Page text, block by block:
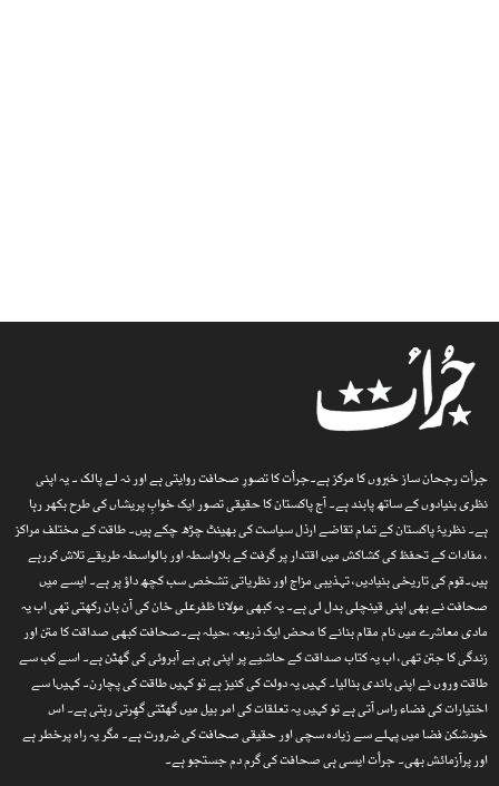
جرأت رجحان ساز خبروں کا مرکز ہے۔جرأت کا تصورِ صحافت روایتی ہے اور نہ لے پالک ۔ یہ اپنی
نظری بنیادوں کے ساتھ پابند ہے۔ آج پاکستان کا حقیقی تصور ایک خوابِ پریشاں کی طرح بکھر رہا
ہے۔ نظریۂ پاکستان کے تمام تقاضے ارذل سیاست کی بھینٹ چڑھ چکے ہیں۔ طاقت کے مختلف مراکز
، مفادات کے تحفظ کی کشاکش میں اقتدار پر گرفت کے بلاواسطہ اور بالواسطہ طریقے تلاش کررہے
ہیں۔قوم کی تاریخی بنیادیں، تہذیبی مزاج اور نظریاتی تشخص سب کچھ داؤ پر ہے۔ ایسے میں
صحافت نے بھی اپنی قینچلی بدل لی ہے۔ یہ کبھی مولانا ظفرعلی خان کی آن بان رکھتی تھی اب یہ
مادی معاشرے میں نام مقام بنانے کا محض ایک ذریعہ ،حیلہ ہے۔صحافت کبھی صداقت کا متن اور
زندگی کا جتن تھی، اب یہ کتاب صداقت کے حاشیے پر اپنی ہی بے آبروئی کی گھٹن ہے۔ اسے کب سے
طاقت وروں نے اپنی باندی بنالیا۔ کہیں یہ دولت کی کنیز ہے تو کہیں طاقت کی پچارن۔ کہیںا سے
اختیارات کی فضاء راس آتی ہے تو کہیں یہ تعلقات کی امر بیل میں گھٹتی گھِرتی رہتی ہے۔ اس
خودشکن فضا میں پہلے سے زیادہ سچی اور حقیقی صحافت کی ضرورت ہے۔ مگر یہ راہ پرخطر ہے
اور پرآزمائش بھی۔ جرأت ایسی ہی صحافت کی گرم دم جستجو ہے۔